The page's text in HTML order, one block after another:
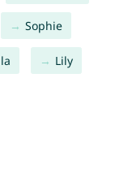
Sophie
Lily